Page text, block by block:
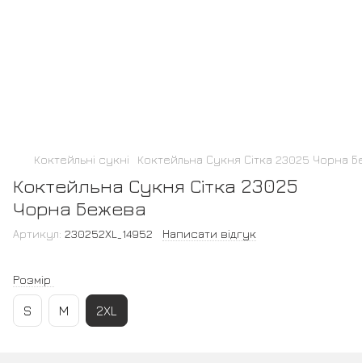
Коктейльні сукні Коктейльна Сукня Сітка 23025 Чорна
Коктейльна Сукня Сітка 23025
Чорна Бежева
Артикул: 230252XL_14952 Написати відгук
Розмір
S M 2XL